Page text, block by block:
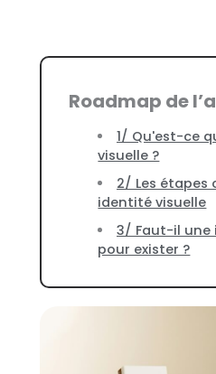
Roadmap de
1/ Qu'est-ce
visuelle ?
2/ Les étapes
identité visuelle
3/ Faut-il une
pour exister ?